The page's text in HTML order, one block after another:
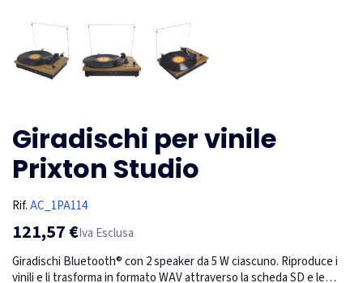
Giradischi per vinile
Prixton Studio
Rif.AC_1PA114
121,57 €Iva Esclusa
Giradischi Bluetooth® con 2 speaker da 5 W ciascuno. Riproduce i
vinili e li trasforma in formato WAV attraverso la scheda SD e le